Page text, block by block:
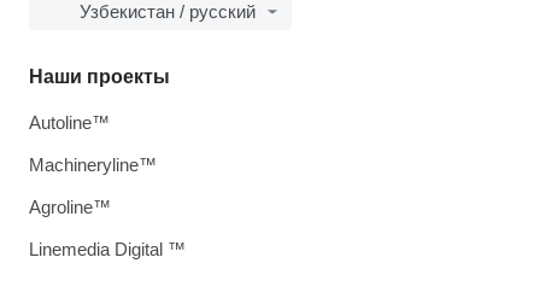
Узбекистан / русский
Наши проекты
Autoline™
Machineryline™
Agroline™
Linemedia Digital ™